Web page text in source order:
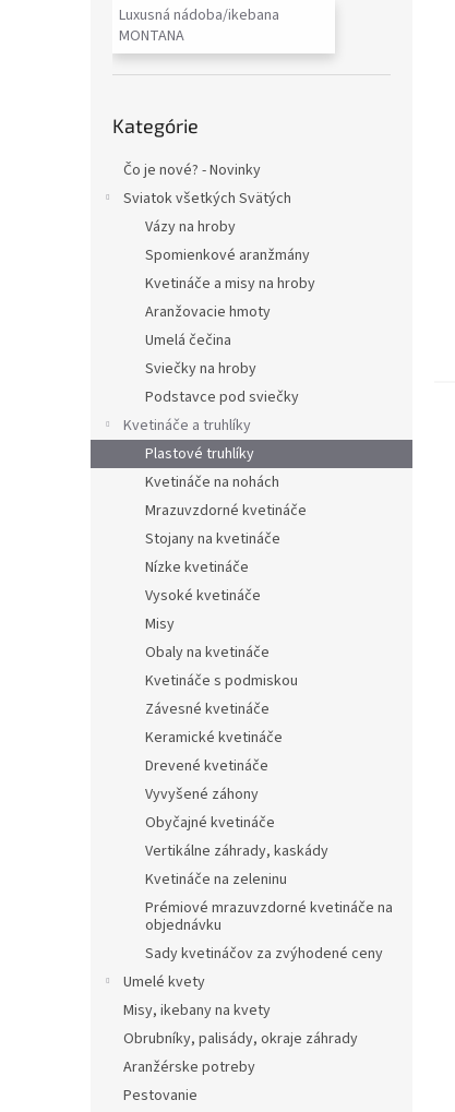
Luxusná nádoba/ikebana
MONTANA
kategórie
Kategórie
Čo je nové? - Novinky
Sviatok všetkých Svätých
Vázy na hroby
Spomienkové aranžmány
Kvetináče a misy na hroby
Aranžovacie hmoty
Umelá čečina
Sviečky na hroby
Podstavce pod sviečky
Kvetináče a truhlíky
Plastové truhlíky
Kvetináče na nohách
Mrazuvzdorné kvetináče
Stojany na kvetináče
Nízke kvetináče
Vysoké kvetináče
Misy
Obaly na kvetináče
Kvetináče s podmiskou
Závesné kvetináče
Keramické kvetináče
Drevené kvetináče
Vyvyšené záhony
Obyčajné kvetináče
Vertikálne záhrady, kaskády
Kvetináče na zeleninu
Prémiové mrazuvzdorné kvetináče na
objednávku
Sady kvetináčov za zvýhodené ceny
Umelé kvety
Misy, ikebany na kvety
Obrubníky, palisády, okraje záhrady
Aranžérske potreby
Pestovanie